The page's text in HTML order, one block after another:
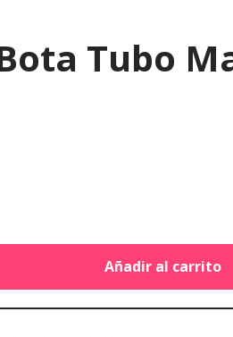
Tubo
Añadir al carrito